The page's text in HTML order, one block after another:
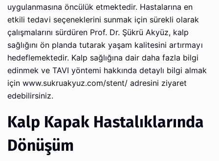
uygulanmasına öncülük etmektedir. Hastalarına en
etkili tedavi seçeneklerini sunmak için sürekli olarak
çalışmalarını sürdüren Prof. Dr. Şükrü Akyüz, kalp
sağlığını ön planda tutarak yaşam kalitesini artırmayı
hedeflemektedir. Kalp sağlığına dair daha fazla bilgi
edinmek ve TAVI yöntemi hakkında detaylı bilgi almak
için www.sukruakyuz.com/stent/ adresini ziyaret
edebilirsiniz.
Kalp Kapak Hastalıklarında
Dönüşüm